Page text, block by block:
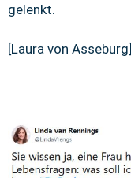
gelenkt.
[Laura von Asseburg]